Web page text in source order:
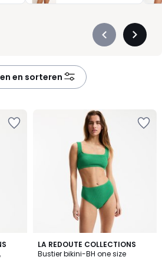
Précédent
en sorteren
LA REDOUTE COLLECTIONS
Bustier bikini-BH one size
3,1
/